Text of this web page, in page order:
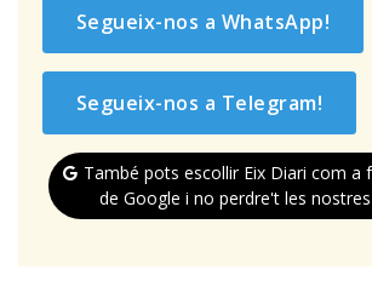
Segueix-nos a WhatsApp!
Segueix-nos a Telegram!
També pots escollir Eix Diari com a
de Google i no perdre't les